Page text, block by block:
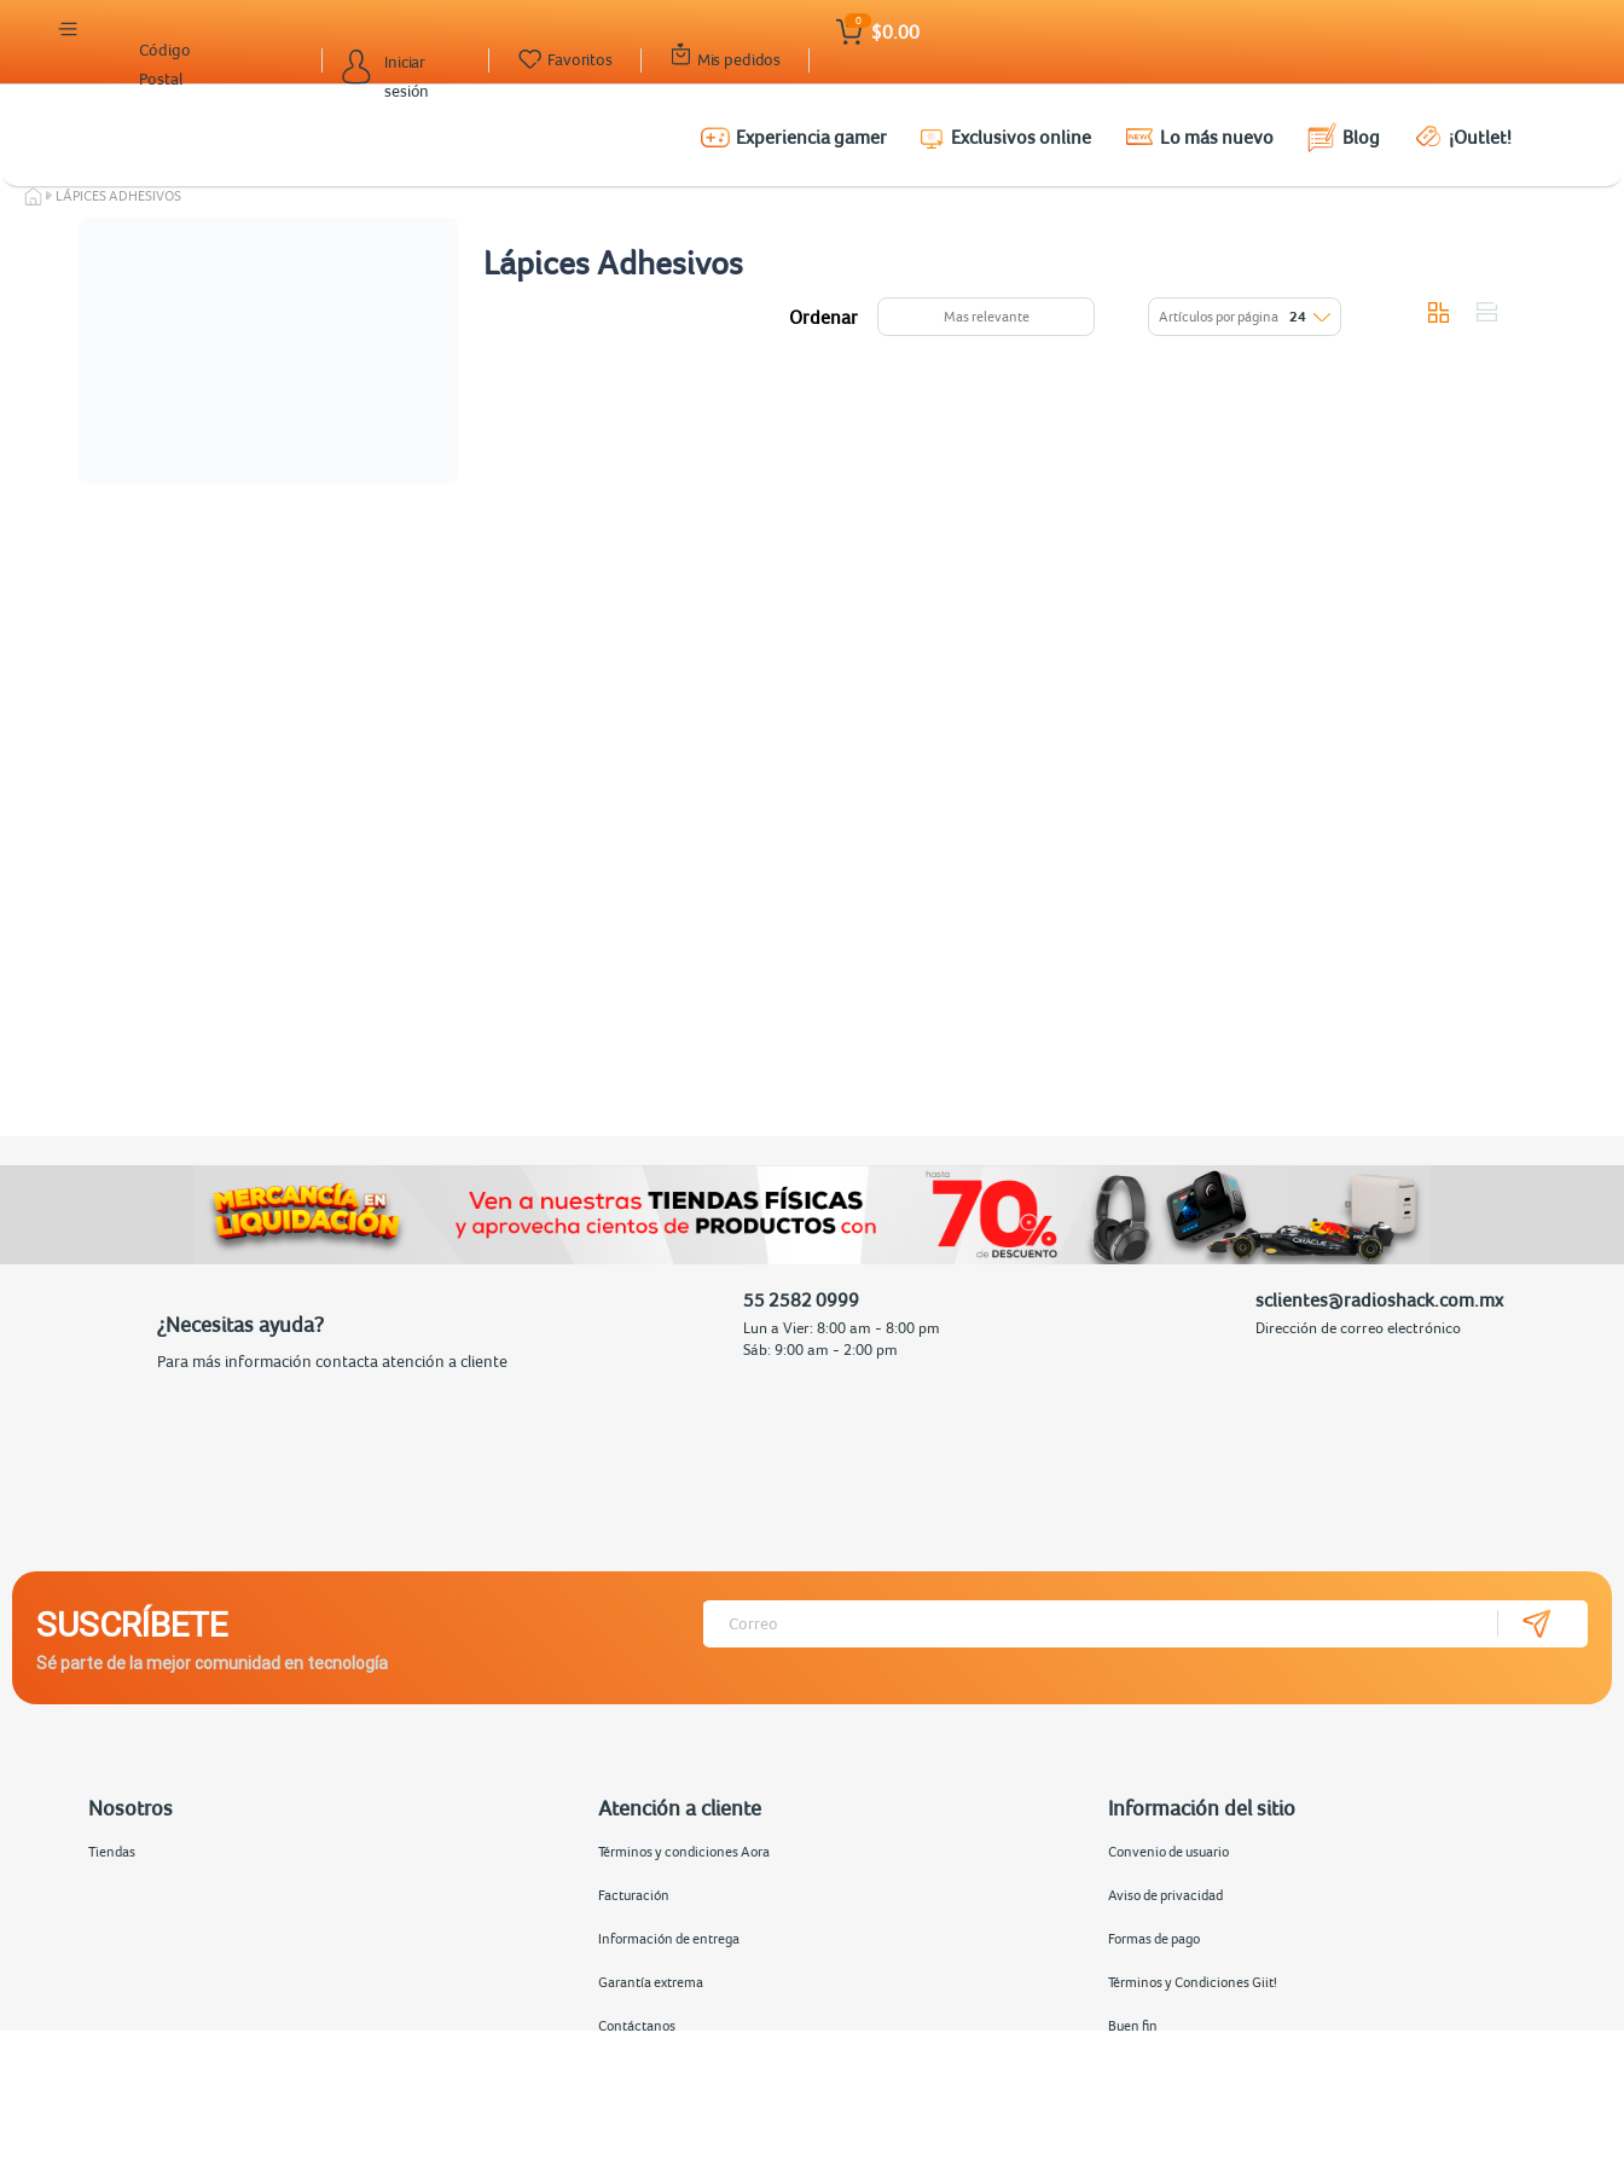
Iniciar
sesión
Código
Postal
Mis pedidos
Favoritos
0
$0.00
Experiencia gamer Exclusivos online Lo más nuevo Blog ¡Outlet!
LÁPICES ADHESIVOS
Lápices Adhesivos
Ordenar Mas relevante Artículos por página 24
¿Necesitas ayuda?
Para más información contacta atención a cliente
55 2582 0999
Lun a Vier: 8:00 am - 8:00 pm
Sáb: 9:00 am - 2:00 pm
sclientes@radioshack.com.mx
Dirección de correo electrónico
SUSCRÍBETE
Sé parte de la mejor comunidad en tecnología
Nosotros
Tiendas
Atención a cliente
Términos y condiciones Aora
Facturación
Información de entrega
Garantía extrema
Contáctanos
Información del sitio
Convenio de usuario
Aviso de privacidad
Formas de pago
Términos y Condiciones Giit!
Buen fin